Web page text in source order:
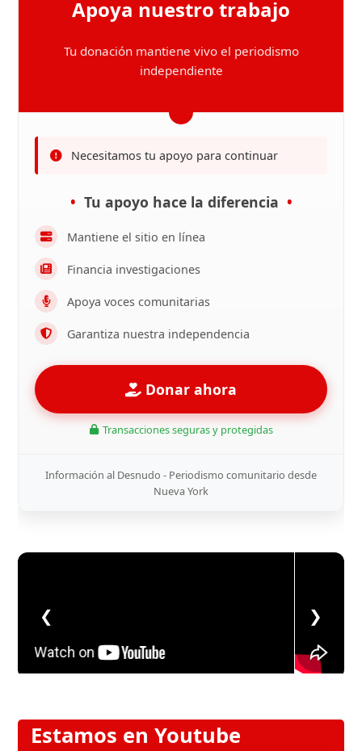
Apoya nuestro trabajo
Tu donación mantiene vivo el periodismo
independiente
Necesitamos tu apoyo para continuar
Tu apoyo hace la diferencia
Mantiene el sitio en línea
Financia investigaciones
Apoya voces comunitarias
Garantiza nuestra independencia
Donar ahora
Transacciones seguras y protegidas
Información al Desnudo - Periodismo comunitario desde
Nueva York
❮ ❯
Estamos en Youtube